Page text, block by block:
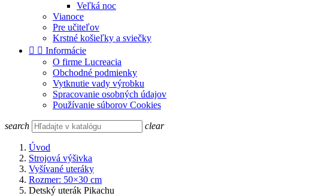
Veľká noc
Vianoce
Pre učiteľov
Krstné košieľky a sviečky
  Informácie
O firme Lucreacia
Obchodné podmienky
Vytknutie vady výrobku
Spracovanie osobných údajov
Používanie súborov Cookies
search clear
Úvod
Strojová výšivka
Vyšívané uteráky
Rozmer: 50×30 cm
Detský uterák Pikachu